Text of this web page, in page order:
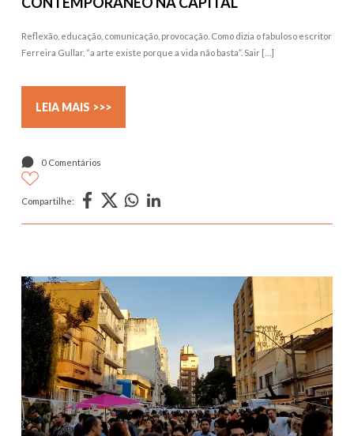
Reflexão, educação, comunicação, provocação. Como dizia o fabuloso escritor
Ferreira Gullar, “a arte existe porque a vida não basta”. Sair […]
LEIA MAIS >>>
0 Comentários
Compartilhe: